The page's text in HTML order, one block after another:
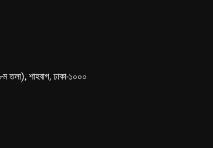
তলা), শাহবাগ, ঢাকা-১০০০